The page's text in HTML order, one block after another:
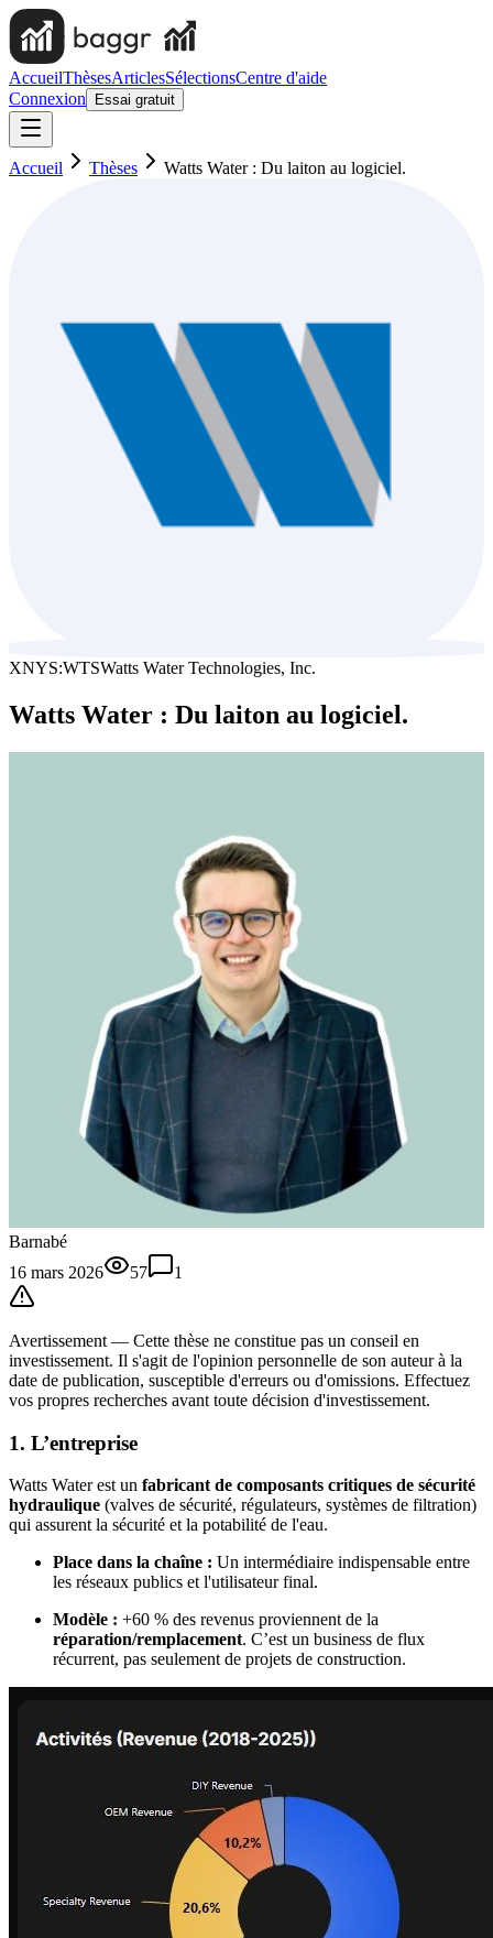
AccueilThèsesArticlesSélectionsCentre d'aide
Connexion
Essai gratuit
Accueil Thèses Watts Water : Du laiton au logiciel.
XNYS:WTSWatts Water Technologies, Inc.
Watts Water : Du laiton au logiciel.
Barnabé
16 mars 2026
57 1
Avertissement — Cette thèse ne constitue pas un conseil en
investissement. Il s'agit de l'opinion personnelle de son auteur à la
date de publication, susceptible d'erreurs ou d'omissions. Effectuez
vos propres recherches avant toute décision d'investissement.
1. L’entreprise
Watts Water est un fabricant de composants critiques de sécurité
hydraulique (valves de sécurité, régulateurs, systèmes de filtration)
qui assurent la sécurité et la potabilité de l'eau.
Place dans la chaîne : Un intermédiaire indispensable entre
les réseaux publics et l'utilisateur final.
Modèle : +60 % des revenus proviennent de la
réparation/remplacement. C’est un business de flux
récurrent, pas seulement de projets de construction.